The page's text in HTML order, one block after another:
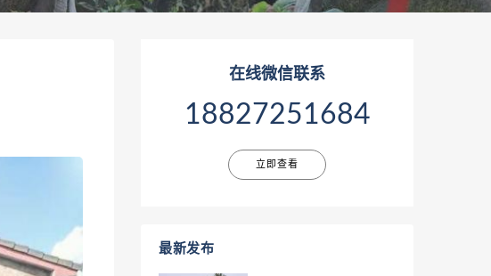
在线微信联系
18827251684
立即查看
最新发布